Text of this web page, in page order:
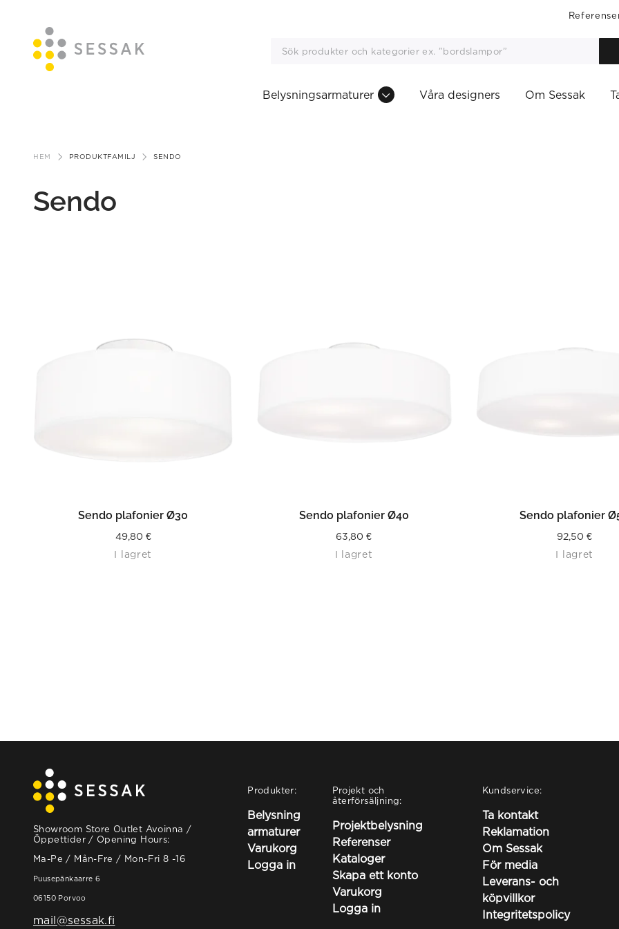
Belysningsarmaturer Våra designers Om Sessak
HEM PRODUKTFAMILJ SENDO
Sendo
LÄS MER
Sendo plafonier Ø30
49,80 €
I lagret
LÄS MER
Sendo plafonier Ø40
63,80€
I lagret
LÄS MER
Sendo plafonier
92,50€
I lagret
Showroom Store Outlet Avoinna /
Öppettider / Opening Hours:
Ma-Pe / Mån-Fre / Mon-Fri 8 -16
Puusepänkaarre 6
06150 Porvoo
mail@sessak.fi
Produkter:
Belysning
armaturer
Varukorg
Logga in
Projekt och
återförsäljning:
Projektbelysning
Referenser
Kataloger
Skapa ett konto
Varukorg
Logga in
Kundservice:
Ta kontakt
Reklamation
Om Sessak
För media
Leverans- och
köpvillkor
Integritetspolicy